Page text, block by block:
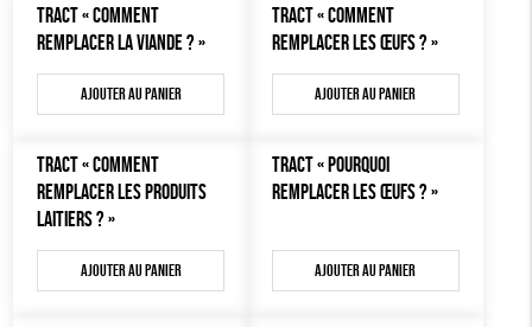
CARTES
BROCHURES
OUTILS ÉDUCATIFS
AUTRES OUTILS ÉDUCATIFS
LIVRETS ÉDUCATIFS
POSTERS ÉDUCATIFS
150 € - 200 €
Plus de 200€
TRACT « COMMENT
REMPLACER LA VIANDE ? »
Ajouter au panier
TRACT « COMMENT
REMPLACER LES ŒUFS ? »
Ajouter au panier
TRACT « COMMENT
REMPLACER LES PRODUITS
LAITIERS ? »
Ajouter au panier
TRACT « POURQUOI
REMPLACER LES ŒUFS ? »
Ajouter au panier